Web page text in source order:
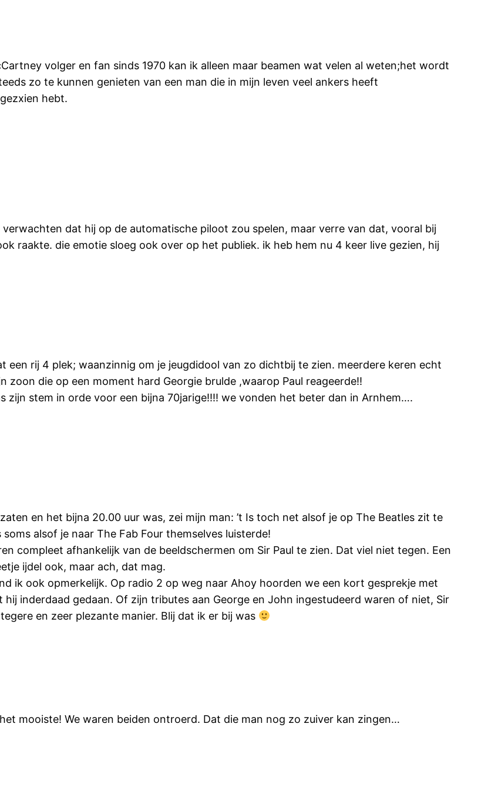
volger en fan sinds 1970 kan ik alleen maar beamen wat velen al weten;het wordt
zo te kunnen genieten van een man die in mijn leven veel ankers heeft
hebt.
dat hij op de automatische piloot zou spelen, maar verre van dat, vooral bij
raakte. die emotie sloeg ook over op het publiek. ik heb hem nu 4 keer live gezien, hij
een rij 4 plek; waanzinnig om je jeugdidool van zo dichtbij te zien. meerdere keren echt
die op een moment hard Georgie brulde ,waarop Paul reageerde!!
zijn stem in orde voor een bijna 70jarige!!!! we vonden het beter dan in Arnhem….
en het bijna 20.00 uur was, zei mijn man: ’t Is toch net alsof je op The Beatles zit te
alsof je naar The Fab Four themselves luisterde!
compleet afhankelijk van de beeldschermen om Sir Paul te zien. Dat viel niet tegen. Een
ijdel ook, maar ach, dat mag.
ik ook opmerkelijk. Op radio 2 op weg naar Ahoy hoorden we een kort gesprekje met
inderdaad gedaan. Of zijn tributes aan George en John ingestudeerd waren of niet, Sir
en zeer plezante manier. Blij dat ik er bij was
mooiste! We waren beiden ontroerd. Dat die man nog zo zuiver kan zingen…